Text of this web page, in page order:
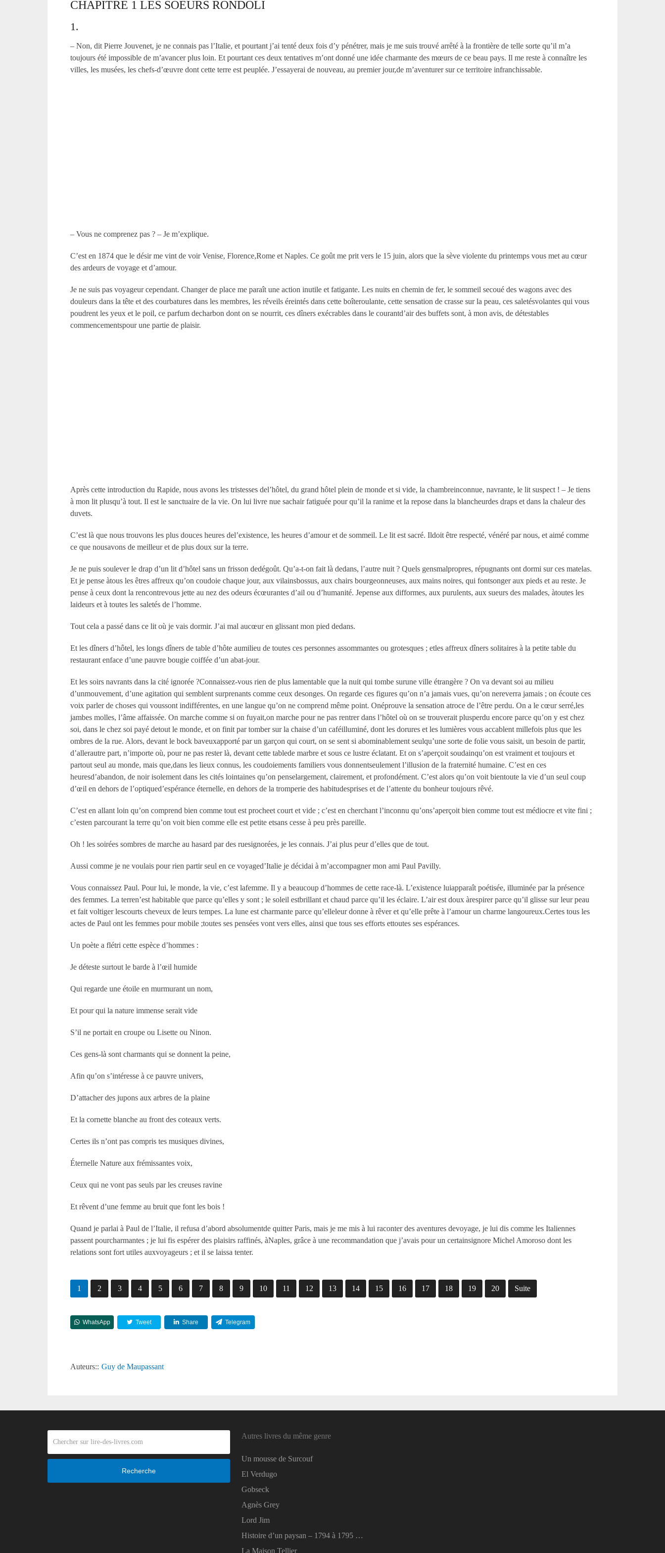
CHAPITRE 1 LES SOEURS RONDOLI
1.
– Non, dit Pierre Jouvenet, je ne connais pas l’Italie, et pourtant j’ai tenté deux fois d’y pénétrer, mais je me suis trouvé arrêté à la frontière de telle sorte qu’il m’a
toujours été impossible de m’avancer plus loin. Et pourtant ces deux tentatives m’ont donné une idée charmante des mœurs de ce beau pays. Il me reste à connaître les
villes, les musées, les chefs-d’œuvre dont cette terre est peuplée. J’essayerai de nouveau, au premier jour,de m’aventurer sur ce territoire infranchissable.
– Vous ne comprenez pas ? – Je m’explique.
C’est en 1874 que le désir me vint de voir Venise, Florence,Rome et Naples. Ce goût me prit vers le 15 juin, alors que la sève violente du printemps vous met au cœur
des ardeurs de voyage et d’amour.
Je ne suis pas voyageur cependant. Changer de place me paraît une action inutile et fatigante. Les nuits en chemin de fer, le sommeil secoué des wagons avec des
douleurs dans la tête et des courbatures dans les membres, les réveils éreintés dans cette boîteroulante, cette sensation de crasse sur la peau, ces saletésvolantes qui vous
poudrent les yeux et le poil, ce parfum decharbon dont on se nourrit, ces dîners exécrables dans le courantd’air des buffets sont, à mon avis, de détestables
commencementspour une partie de plaisir.
Après cette introduction du Rapide, nous avons les tristesses del’hôtel, du grand hôtel plein de monde et si vide, la chambreinconnue, navrante, le lit suspect ! – Je tiens
à mon lit plusqu’à tout. Il est le sanctuaire de la vie. On lui livre nue sachair fatiguée pour qu’il la ranime et la repose dans la blancheurdes draps et dans la chaleur des
duvets.
C’est là que nous trouvons les plus douces heures del’existence, les heures d’amour et de sommeil. Le lit est sacré. Ildoit être respecté, vénéré par nous, et aimé comme
ce que nousavons de meilleur et de plus doux sur la terre.
Je ne puis soulever le drap d’un lit d’hôtel sans un frisson dedégoût. Qu’a-t-on fait là dedans, l’autre nuit ? Quels gensmalpropres, répugnants ont dormi sur ces matelas.
Et je pense àtous les êtres affreux qu’on coudoie chaque jour, aux vilainsbossus, aux chairs bourgeonneuses, aux mains noires, qui fontsonger aux pieds et au reste. Je
pense à ceux dont la rencontrevous jette au nez des odeurs écœurantes d’ail ou d’humanité. Jepense aux difformes, aux purulents, aux sueurs des malades, àtoutes les
laideurs et à toutes les saletés de l’homme.
Tout cela a passé dans ce lit où je vais dormir. J’ai mal aucœur en glissant mon pied dedans.
Et les dîners d’hôtel, les longs dîners de table d’hôte aumilieu de toutes ces personnes assommantes ou grotesques ; etles affreux dîners solitaires à la petite table du
restaurant enface d’une pauvre bougie coiffée d’un abat-jour.
Et les soirs navrants dans la cité ignorée ?Connaissez-vous rien de plus lamentable que la nuit qui tombe surune ville étrangère ? On va devant soi au milieu
d’unmouvement, d’une agitation qui semblent surprenants comme ceux desonges. On regarde ces figures qu’on n’a jamais vues, qu’on nereverra jamais ; on écoute ces
voix parler de choses qui voussont indifférentes, en une langue qu’on ne comprend même point. Onéprouve la sensation atroce de l’être perdu. On a le cœur serré,les
jambes molles, l’âme affaissée. On marche comme si on fuyait,on marche pour ne pas rentrer dans l’hôtel où on se trouverait plusperdu encore parce qu’on y est chez
soi, dans le chez soi payé detout le monde, et on finit par tomber sur la chaise d’un caféilluminé, dont les dorures et les lumières vous accablent millefois plus que les
ombres de la rue. Alors, devant le bock baveuxapporté par un garçon qui court, on se sent si abominablement seulqu’une sorte de folie vous saisit, un besoin de partir,
d’allerautre part, n’importe où, pour ne pas rester là, devant cette tablede marbre et sous ce lustre éclatant. Et on s’aperçoit soudainqu’on est vraiment et toujours et
partout seul au monde, mais que,dans les lieux connus, les coudoiements familiers vous donnentseulement l’illusion de la fraternité humaine. C’est en ces
heuresd’abandon, de noir isolement dans les cités lointaines qu’on penselargement, clairement, et profondément. C’est alors qu’on voit bientoute la vie d’un seul coup
d’œil en dehors de l’optiqued’espérance éternelle, en dehors de la tromperie des habitudesprises et de l’attente du bonheur toujours rêvé.
C’est en allant loin qu’on comprend bien comme tout est procheet court et vide ; c’est en cherchant l’inconnu qu’ons’aperçoit bien comme tout est médiocre et vite fini ;
c’esten parcourant la terre qu’on voit bien comme elle est petite etsans cesse à peu près pareille.
Oh ! les soirées sombres de marche au hasard par des ruesignorées, je les connais. J’ai plus peur d’elles que de tout.
Aussi comme je ne voulais pour rien partir seul en ce voyaged’Italie je décidai à m’accompagner mon ami Paul Pavilly.
Vous connaissez Paul. Pour lui, le monde, la vie, c’est lafemme. Il y a beaucoup d’hommes de cette race-là. L’existence luiapparaît poétisée, illuminée par la présence
des femmes. La terren’est habitable que parce qu’elles y sont ; le soleil estbrillant et chaud parce qu’il les éclaire. L’air est doux àrespirer parce qu’il glisse sur leur peau
et fait voltiger lescourts cheveux de leurs tempes. La lune est charmante parce qu’elleleur donne à rêver et qu’elle prête à l’amour un charme langoureux.Certes tous les
actes de Paul ont les femmes pour mobile ;toutes ses pensées vont vers elles, ainsi que tous ses efforts ettoutes ses espérances.
Un poète a flétri cette espèce d’hommes :
Je déteste surtout le barde à l’œil humide
Qui regarde une étoile en murmurant un nom,
Et pour qui la nature immense serait vide
S’il ne portait en croupe ou Lisette ou Ninon.
Ces gens-là sont charmants qui se donnent la peine,
Afin qu’on s’intéresse à ce pauvre univers,
D’attacher des jupons aux arbres de la plaine
Et la cornette blanche au front des coteaux verts.
Certes ils n’ont pas compris tes musiques divines,
Éternelle Nature aux frémissantes voix,
Ceux qui ne vont pas seuls par les creuses ravine
Et rêvent d’une femme au bruit que font les bois !
Quand je parlai à Paul de l’Italie, il refusa d’abord absolumentde quitter Paris, mais je me mis à lui raconter des aventures devoyage, je lui dis comme les Italiennes
passent pourcharmantes ; je lui fis espérer des plaisirs raffinés, àNaples, grâce à une recommandation que j’avais pour un certainsignore Michel Amoroso dont les
relations sont fort utiles auxvoyageurs ; et il se laissa tenter.
1 2 3 4 5 6 7 8 9 10 11 12 13 14 15 16 17 18 19 20 Suite
WhatsApp Tweet Share Telegram
Auteurs:: Guy de Maupassant
Recherche
Autres livres du même genre
Un mousse de Surcouf
El Verdugo
Gobseck
Agnès Grey
Lord Jim
Histoire d’un paysan – 1794 à 1795 …
La Maison Tellier